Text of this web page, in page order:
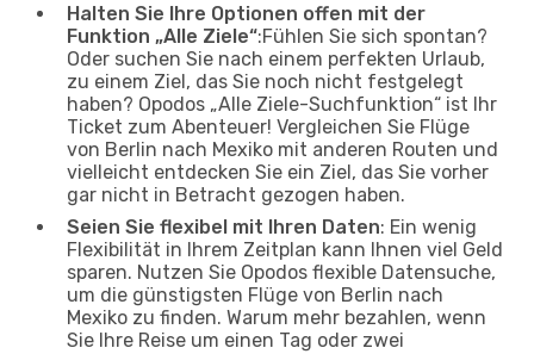
Halten Sie Ihre Optionen offen mit der
Funktion „Alle Ziele“:Fühlen Sie sich spontan?
Oder suchen Sie nach einem perfekten Urlaub,
zu einem Ziel, das Sie noch nicht festgelegt
haben? Opodos „Alle Ziele-Suchfunktion“ ist Ihr
Ticket zum Abenteuer! Vergleichen Sie Flüge
von Berlin nach Mexiko mit anderen Routen und
vielleicht entdecken Sie ein Ziel, das Sie vorher
gar nicht in Betracht gezogen haben.
Seien Sie flexibel mit Ihren Daten: Ein wenig
Flexibilität in Ihrem Zeitplan kann Ihnen viel Geld
sparen. Nutzen Sie Opodos flexible Datensuche,
um die günstigsten Flüge von Berlin nach
Mexiko zu finden. Warum mehr bezahlen, wenn
Sie Ihre Reise um einen Tag oder zwei